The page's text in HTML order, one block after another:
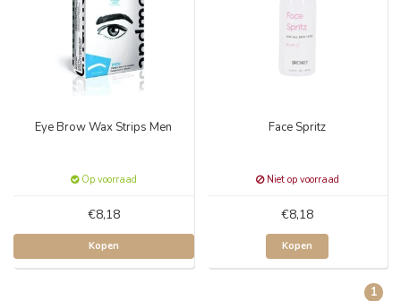
Eye Brow Wax Strips Men
Op voorraad
€8,18
Kopen
Face Spritz
Niet op voorraad
€8,18
Kopen
1